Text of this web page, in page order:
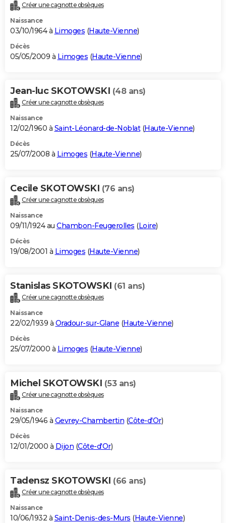
Créer une cagnotte obsèques
Naissance
03/10/1964 à Limoges (Haute-Vienne)
Décès
05/05/2009 à Limoges (Haute-Vienne)
Jean-luc SKOTOWSKI (48 ans)
Créer une cagnotte obsèques
Naissance
12/02/1960 à Saint-Léonard-de-Noblat(Haute-Vienne)
Décès
25/07/2008 à Limoges (Haute-Vienne)
Cecile SKOTOWSKI (76 ans)
Créer une cagnotte obsèques
Naissance
09/11/1924 au Chambon-Feugerolles (Loire)
Décès
19/08/2001 à Limoges (Haute-Vienne)
Stanislas SKOTOWSKI (61 ans)
Créer une cagnotte obsèques
Naissance
22/02/1939 à Oradour-sur-Glane (Haute-Vienne)
Décès
25/07/2000 à Limoges (Haute-Vienne)
Michel SKOTOWSKI (53 ans)
Créer une cagnotte obsèques
Naissance
29/05/1946 à Gevrey-Chambertin (Côte-d'Or)
Décès
12/01/2000 à Dijon (Côte-d'Or)
Tadensz SKOTOWSKI (66 ans)
Créer une cagnotte obsèques
Naissance
10/06/1932 à Saint-Denis-des-Murs (Haute-Vienne)